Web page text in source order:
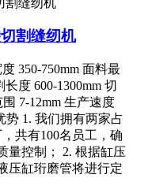
割缝纫机
350-750mm 面料最
度 600-1300mm 切
7-12mm 生产速度
势 1. 我们拥有两家占
共有100名员工，确
量控制； 2. 根据缸压
压缸珩磨管将进行定